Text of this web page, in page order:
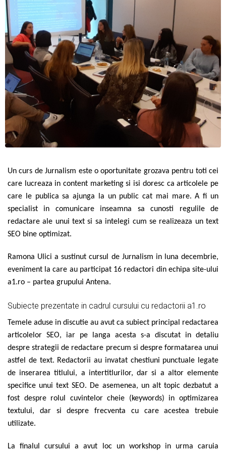
Un curs de Jurnalism este o oportunitate grozava pentru toti cei
care lucreaza in content marketing si isi doresc ca articolele pe
care le publica sa ajunga la un public cat mai mare. A fi un
specialist in comunicare inseamna sa cunosti regulile de
redactare ale unui text si sa intelegi cum se realizeaza un text
SEO bine optimizat.
Ramona Ulici a sustinut cursul de Jurnalism in luna decembrie,
eveniment la care au participat 16 redactori din echipa site-ului
a1.ro – partea grupului Antena.
Subiecte prezentate in cadrul cursului cu redactorii a1.ro
Temele aduse in discutie au avut ca subiect principal redactarea
articolelor SEO, iar pe langa acesta s-a discutat in detaliu
despre strategii de redactare precum si despre formatarea unui
astfel de text. Redactorii au invatat chestiuni punctuale legate
de inserarea titlului, a intertitlurilor, dar si a altor elemente
specifice unui text SEO. De asemenea, un alt topic dezbatut a
fost despre rolul cuvintelor cheie (keywords) in optimizarea
textului, dar si despre frecventa cu care acestea trebuie
utilizate.
La finalul cursului a avut loc un workshop in urma caruia